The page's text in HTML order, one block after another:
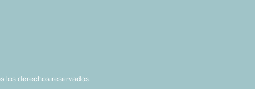
los derechos reservados.